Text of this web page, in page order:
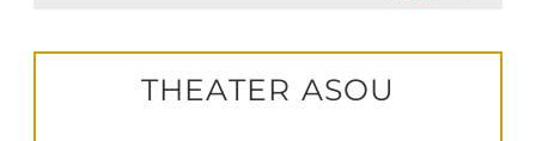
THEATER ASOU